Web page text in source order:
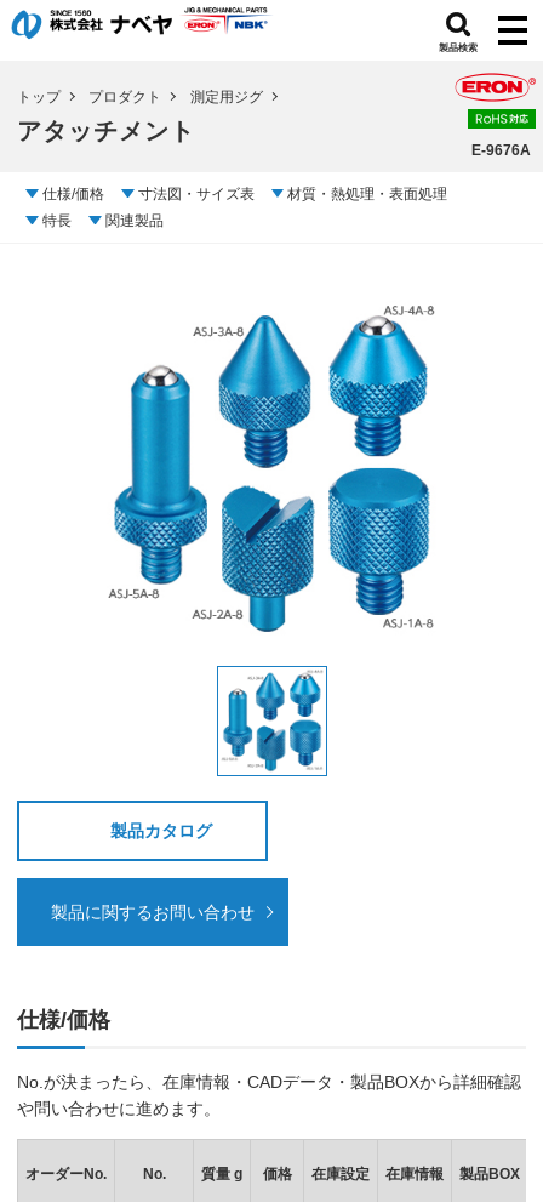
製品検索
トップ プロダクト 測定用ジグ
アタッチメント
E-9676A
仕様/価格 寸法図・サイズ表
材質・熱処理・表面処理
特長
関連製品
製品カタログ
製品に関するお問い合わせ
仕様/価格
No.が決まったら、在庫情報・CADデータ・製品BOXから詳細確認
や問い合わせに進めます。
オーダーNo. No. 質量 g 価格 在庫設定 在庫情報
製品BOX